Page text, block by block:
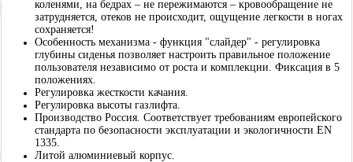
коленями, на бедрах – не пережимаются – кровообращение не
затрудняется, отеков не происходит, ощущение легкости в ногах
сохраняется!
Особенность механизма - функция "слайдер" - регулировка
глубины сиденья позволяет настроить правильное положение
пользователя независимо от роста и комплекции. Фиксация в 5
положениях.
Регулировка жесткости качания.
Регулировка высоты газлифта.
Производство Россия. Соответствует требованиям европейского
стандарта по безопасности эксплуатации и экологичности EN
1335.
Литой алюминиевый корпус.